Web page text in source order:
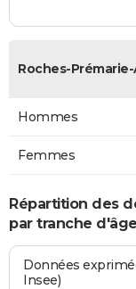
Roches-
Hommes
Femmes
Répartition des
par tranche
Données
Insee)